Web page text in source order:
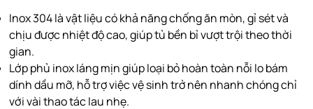
Inox 304 là vật liệu có khả năng chống ăn mòn, gỉ sét và
chịu được nhiệt độ cao, giúp tủ bền bỉ vượt trội theo thời
gian.
Lớp phủ inox láng mịn giúp loại bỏ hoàn toàn nỗi lo bám
dính dầu mỡ, hỗ trợ việc vệ sinh trở nên nhanh chóng chỉ
với vài thao tác lau nhẹ.